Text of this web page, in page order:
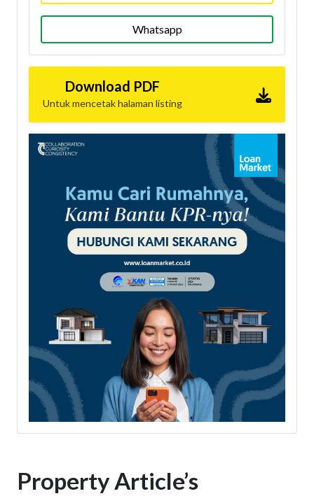
Whatsapp
Download PDF
Untuk mencetak halaman listing
Property Article’s